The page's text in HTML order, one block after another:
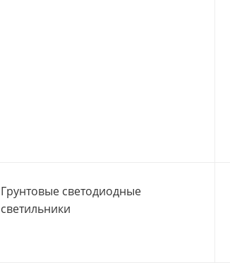
Грунтовые светодиодные
светильники